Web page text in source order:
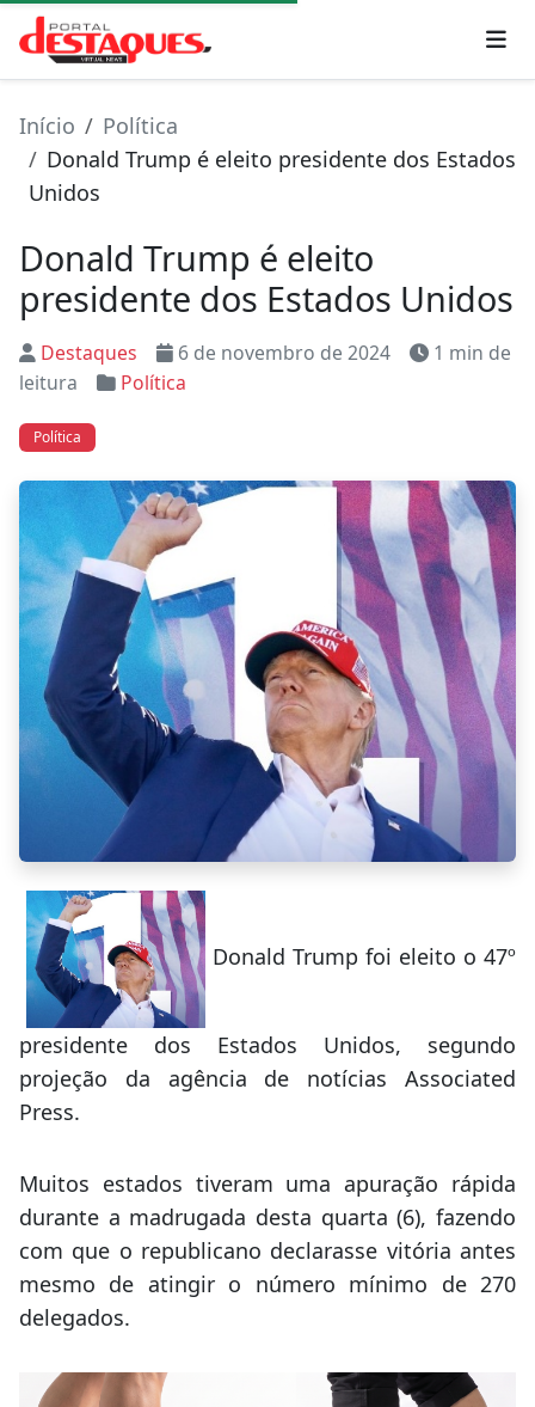
Início
Política
Donald Trump é eleito presidente dos Estados
Unidos
Donald Trump é eleito
presidente dos Estados Unidos
Destaques 6 de novembro de 2024
1 min de
leitura
Política
Política
Donald Trump foi eleito o 47º
presidente dos Estados Unidos, segundo
projeção da agência de notícias Associated
Press.
Muitos estados tiveram uma apuração rápida
durante a madrugada desta quarta (6), fazendo
com que o republicano declarasse vitória antes
mesmo de atingir o número mínimo de 270
delegados.